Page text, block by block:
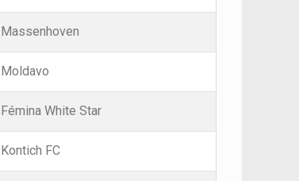
Massenhoven
Moldavo
Fémina White Star
Kontich FC